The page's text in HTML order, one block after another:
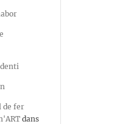
de fer
dans